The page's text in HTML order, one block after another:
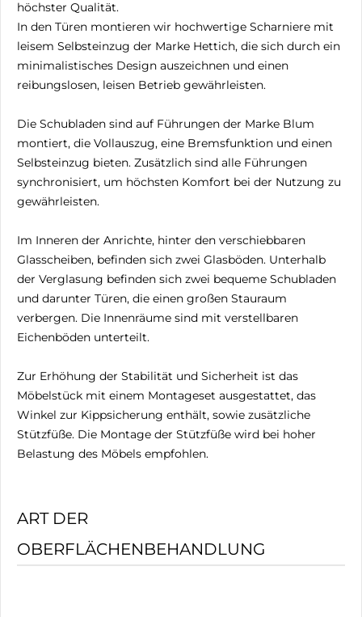
höchster Qualität.
In den Türen montieren wir hochwertige Scharniere mit
leisem Selbsteinzug der Marke Hettich, die sich durch ein
minimalistisches Design auszeichnen und einen
reibungslosen, leisen Betrieb gewährleisten.
Die Schubladen sind auf Führungen der Marke Blum
montiert, die Vollauszug, eine Bremsfunktion und einen
Selbsteinzug bieten. Zusätzlich sind alle Führungen
synchronisiert, um höchsten Komfort bei der Nutzung zu
gewährleisten.
Im Inneren der Anrichte, hinter den verschiebbaren
Glasscheiben, befinden sich zwei Glasböden. Unterhalb
der Verglasung befinden sich zwei bequeme Schubladen
und darunter Türen, die einen großen Stauraum
verbergen. Die Innenräume sind mit verstellbaren
Eichenböden unterteilt.
Zur Erhöhung der Stabilität und Sicherheit ist das
Möbelstück mit einem Montageset ausgestattet, das
Winkel zur Kippsicherung enthält, sowie zusätzliche
Stützfüße. Die Montage der Stützfüße wird bei hoher
Belastung des Möbels empfohlen.
ART DER
OBERFLÄCHENBEHANDLUNG